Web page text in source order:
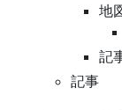
地
記
記事